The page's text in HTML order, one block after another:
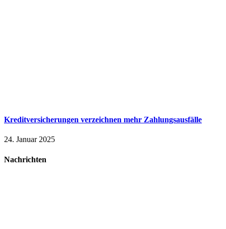
Kreditversicherungen verzeichnen mehr Zahlungsausfälle
24. Januar 2025
Nachrichten